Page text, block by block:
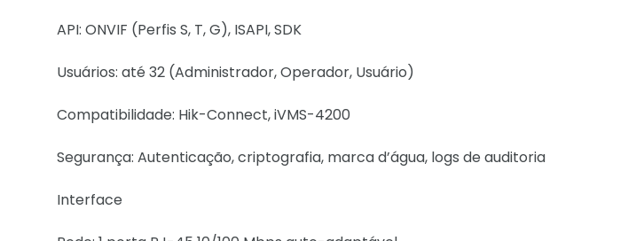
API: ONVIF (Perfis S, T, G), ISAPI, SDK
Usuários: até 32 (Administrador, Operador, Usuário)
Compatibilidade: Hik-Connect, iVMS-4200
Segurança: Autenticação, criptografia, marca d’água, logs de auditoria
Interface